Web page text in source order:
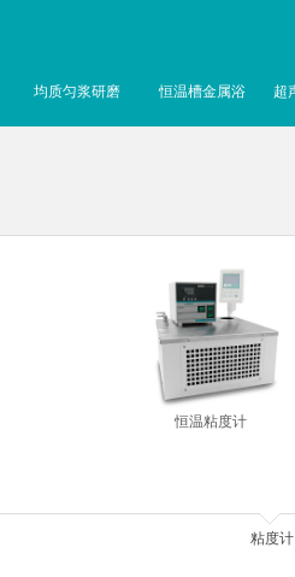
均质匀浆研磨 恒温槽金属浴 超
恒温粘度计
粘度计